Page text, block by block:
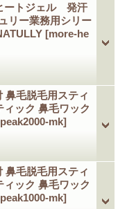
ートジェル 発汗
リー業務用シリー
[more-he
鼻毛脱毛用スティ
ィック 鼻毛ワック
mk]
鼻毛脱毛用スティ
ィック 鼻毛ワック
mk]